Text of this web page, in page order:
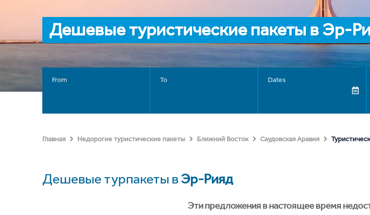
Дешевые туристические пакеты в Эр-
From To Dates
Главная Недорогие туристические пакеты Ближний Восток Саудовская Аравия
Дешевые турпакеты вЭр-Рияд
Эти предложения в настоящее время